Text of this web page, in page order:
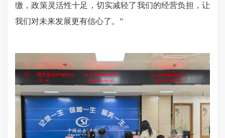
缴，政策灵活性十足，切实减轻了我们的经营负担，让
我们对未来发展更有信心了。”​